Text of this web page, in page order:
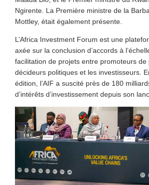
Ngirente. La Première ministre de la
Mottley, était également présente.
L’Africa Investment Forum est une
axée sur la conclusion d’accords à
facilitation de projets entre promoteurs de
décideurs politiques et les investisseurs.
édition, l’AIF a suscité près de 180
d’intérêts d’investissement depuis son